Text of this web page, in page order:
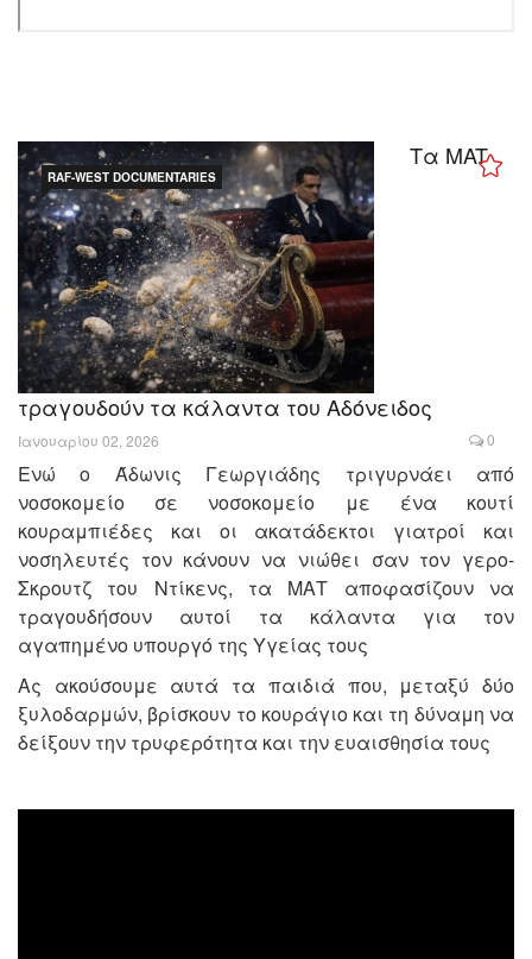
RAF-WEST DOCUMENTARIES
Τα MAT
τραγουδούν τα κάλαντα του Αδόνειδος
Ιανουαρίου 02, 2026 0
Ενώ ο Άδωνις Γεωργιάδης τριγυρνάει από
νοσοκομείο σε νοσοκομείο με ένα κουτί
κουραμπιέδες και οι ακατάδεκτοι γιατροί και
νοσηλευτές τον κάνουν να νιώθει σαν τον γερο-
Σκρουτζ του Ντίκενς, τα ΜΑΤ αποφασίζουν να
τραγουδήσουν αυτοί τα κάλαντα για τον
αγαπημένο υπουργό της Υγείας τους
Ας ακούσουμε αυτά τα παιδιά που, μεταξύ δύο
ξυλοδαρμών, βρίσκουν το κουράγιο και τη δύναμη να
δείξουν την τρυφερότητα και την ευαισθησία τους